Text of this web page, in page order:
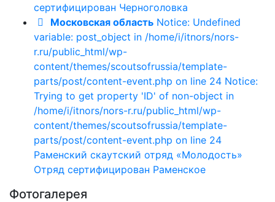
сертифицирован Черноголовка
Московская область Notice: Undefined
variable: post_object in /home/i/itnors/nors-
r.ru/public_html/wp-
content/themes/scoutsofrussia/template-
parts/post/content-event.php on line 24 Notice:
Trying to get property 'ID' of non-object in
/home/i/itnors/nors-r.ru/public_html/wp-
content/themes/scoutsofrussia/template-
parts/post/content-event.php on line 24
Раменский скаутский отряд «Молодость»
Отряд сертифицирован Раменское
Фотогалерея